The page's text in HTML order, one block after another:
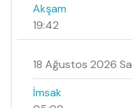
Akşam
19:42
18 Ağustos 2026 Sa
İmsak